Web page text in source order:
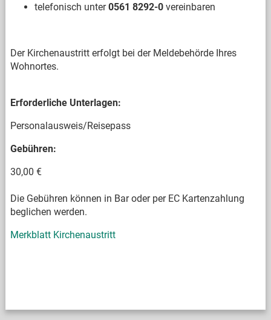
telefonisch unter0561 8292-0vereinbaren
Der Kirchenaustritt erfolgt bei der Meldebehörde Ihres
Wohnortes.
Erforderliche Unterlagen:
Personalausweis/Reisepass
Gebühren:
30,00 €
Die Gebühren können in Bar oder per EC Kartenzahlung
beglichen werden.
Merkblatt Kirchenaustritt